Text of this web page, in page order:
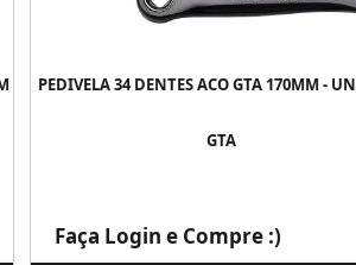
PEDIVELA 34 DENTES ACO GTA 170MM -
GTA
Faça Login e Compre :)